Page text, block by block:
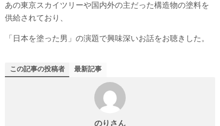
あの東京スカイツリーや国内外の主だった構造物の塗料を
供給されており、
「日本を塗った男」の演題で興味深いお話をお聴きした。
この記事の投稿者 最新記事
のりさん